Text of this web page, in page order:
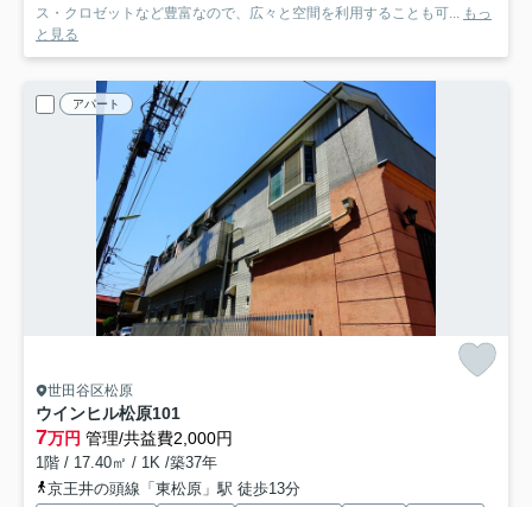
ス・クロゼットなど豊富なので、広々と空間を利用することも可... もっ
と見る
アパート
世田谷区松原
ウインヒル松原101
7万円 管理/共益費2,000円
1階 / 17.40㎡ / 1K /築37年
京王井の頭線「東松原」駅 徒歩13分